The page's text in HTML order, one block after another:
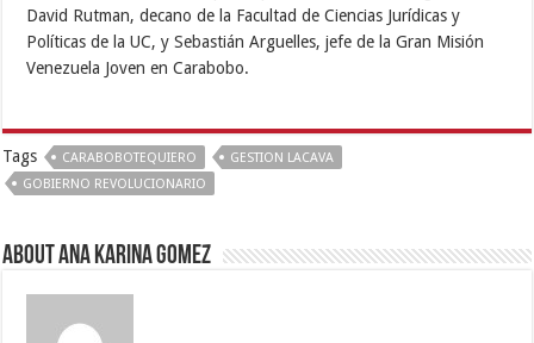
David Rutman, decano de la Facultad de Ciencias Jurídicas y
Políticas de la UC, y Sebastián Arguelles, jefe de la Gran Misión
Venezuela Joven en Carabobo.
Tags CARABOBOTEQUIERO
GESTION LACAVA
GOBIERNO REVOLUCIONARIO
About Ana Karina Gomez